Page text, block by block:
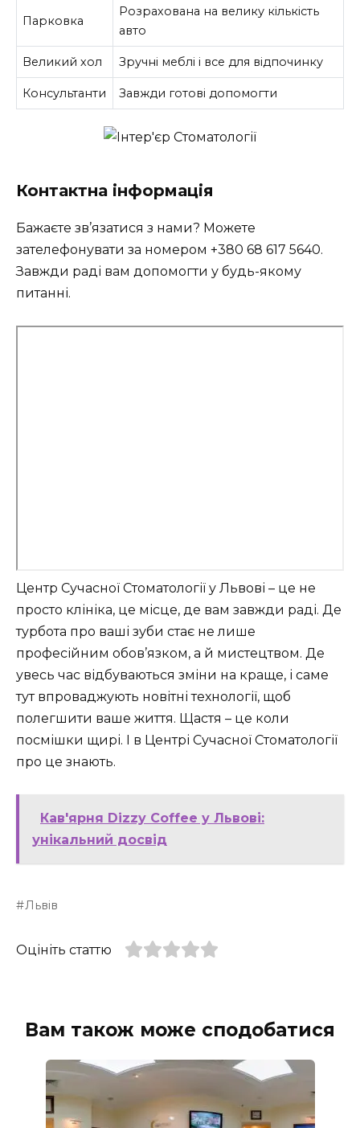
Парковка
Розрахована на велику кількість
авто
Великий хол Зручні меблі і все для відпочинку
Консультанти Завжди готові допомогти
Контактна інформація
Бажаєте зв’язатися з нами? Можете
зателефонувати за номером +380 68 617 5640.
Завжди раді вам допомогти у будь-якому
питанні.
Центр Сучасної Стоматології у Львові – це не
просто клініка, це місце, де вам завжди раді. Де
турбота про ваші зуби стає не лише
професійним обов’язком, а й мистецтвом. Де
увесь час відбуваються зміни на краще, і саме
тут впроваджують новітні технології, щоб
полегшити ваше життя. Щастя – це коли
посмішки щирі. І в Центрі Сучасної Стоматології
про це знають.
Кав'ярня Dizzy Coffee у Львові:
унікальний досвід
Львів
Оцініть статтю
Вам також може сподобатися